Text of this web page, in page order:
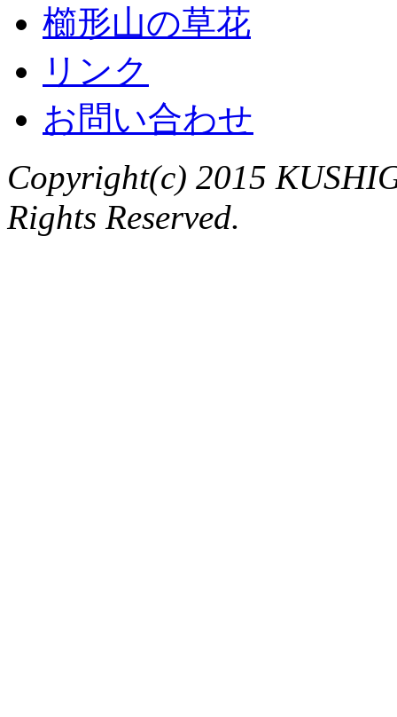
櫛形山の草花
リンク
お問い合わせ
Copyright(c) 2015
Rights Reserved.